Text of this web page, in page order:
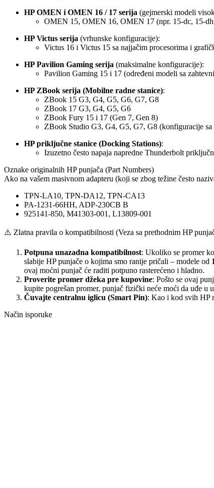
HP OMEN i OMEN 16 / 17 serija (gejmerski modeli
OMEN 15, OMEN 16, OMEN 17 (npr. 15-dc, 15-
HP Victus serija (vrhunske konfiguracije):
Victus 16 i Victus 15 sa najjačim procesorima i
HP Pavilion Gaming serija (maksimalne konfiguracije):
Pavilion Gaming 15 i 17 (određeni modeli sa
HP ZBook serija (Mobilne radne stanice):
ZBook 15 G3, G4, G5, G6, G7, G8
ZBook 17 G3, G4, G5, G6
ZBook Fury 15 i 17 (Gen 7, Gen 8)
ZBook Studio G3, G4, G5, G7, G8 (konfiguracije
HP priključne stanice (Docking Stations):
Izuzetno često napaja napredne Thunderbolt
Oznake originalnih HP punjača (Part Numbers)
Ako na vašem masivnom adapteru (koji se zbog težine često
TPN-LA10, TPN-DA12, TPN-CA13
PA-1231-66HH, ADP-230CB B
925141-850, M41303-001, L13809-001
⚠️ Zlatna pravila o kompatibilnosti (Veza sa prethodnim HP
Potpuna unazadna kompatibilnost: Ukoliko se promer
slabije HP punjače o kojima smo ranije pričali – modele od
ovaj moćni punjač će raditi potpuno rasterećeno i hladno.
Proverite promer džeka pre kupovine: Pošto se ovaj
kupite pogrešan promer, punjač fizički neće moći da uđe u
Čuvajte centralnu iglicu (Smart Pin): Kao i kod svih HP
Način isporuke